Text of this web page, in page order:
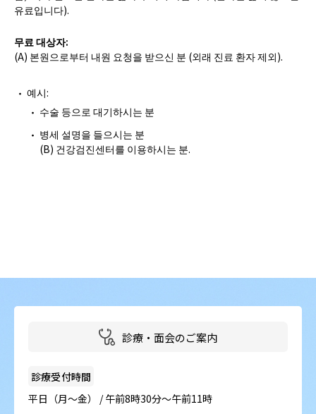
유료입니다).
무료 대상자:
(A) 본원으로부터 내원 요청을 받으신 분 (외래 진료 환자 제외).
예시:
수술 등으로 대기하시는 분
병세 설명을 들으시는 분
(B) 건강검진센터를 이용하시는 분.
診療・面会のご案内
診療受付時間
平日（月～金） / 午前8時30分～午前11時